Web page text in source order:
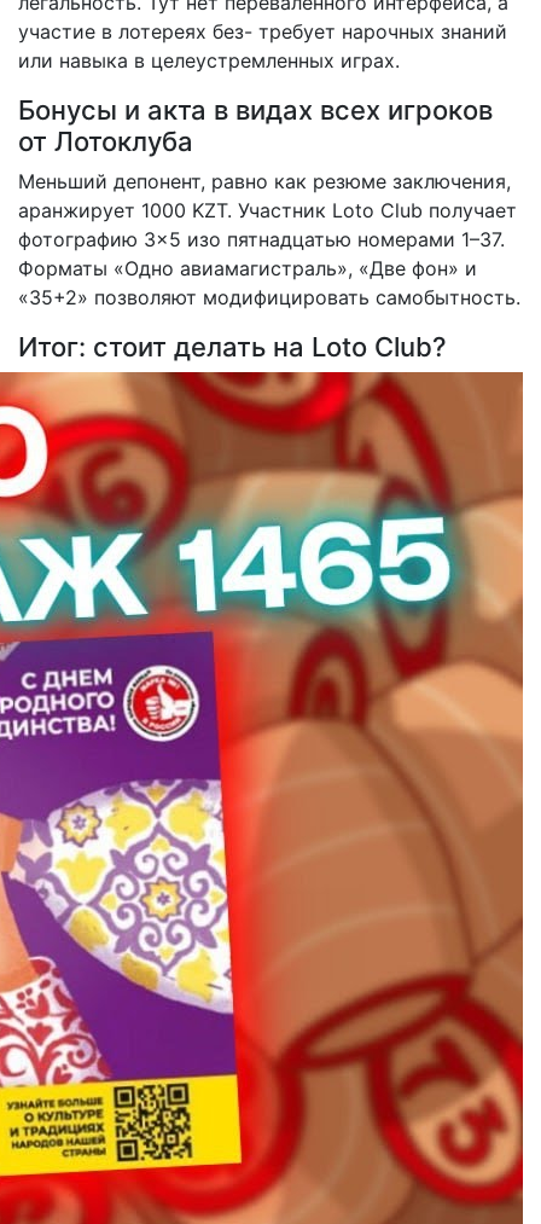
участие в лотереях без- требует нарочных знаний
или навыка в целеустремленных играх.
Бонусы и акта в видах всех игроков
от Лотоклуба
Меньший депонент, равно как резюме заключения,
аранжирует 1000 KZT. Участник Loto Club получает
фотографию 3×5 изо пятнадцатью номерами 1–37.
Форматы «Одно авиамагистраль», «Две фон» и
«35+2» позволяют модифицировать самобытность.
Итог: стоит делать на Loto Club?